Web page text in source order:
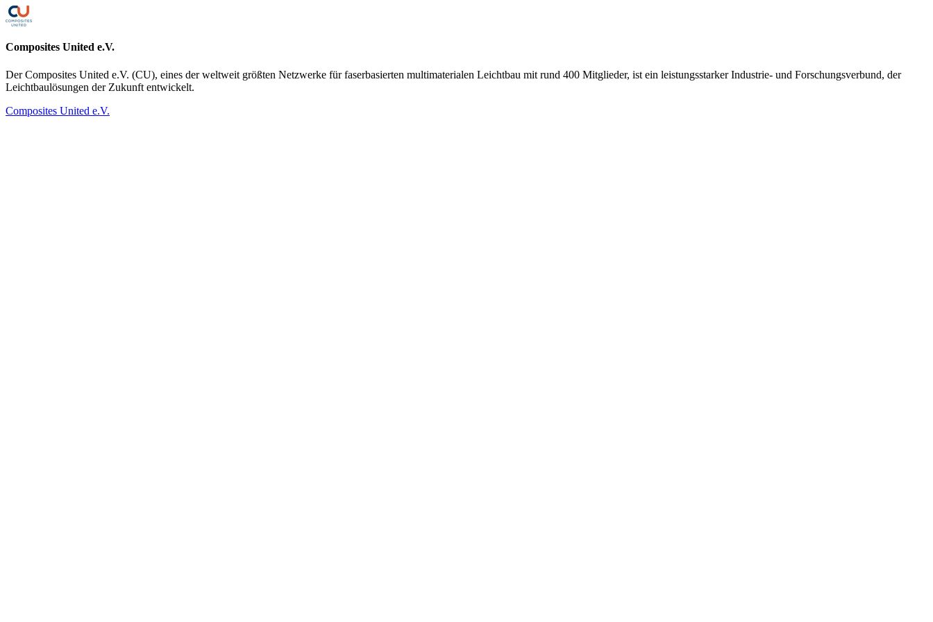
Composites United e.V.
Der Composites United e.V. (CU), eines der weltweit größten Netzwerke für faserbasierten multimaterialen Leichtbau mit rund 400 Mitglieder, ist ein leistungsstarker Industrie- und Forschungsverbund, der
Leichtbaulösungen der Zukunft entwickelt.
Composites United e.V.